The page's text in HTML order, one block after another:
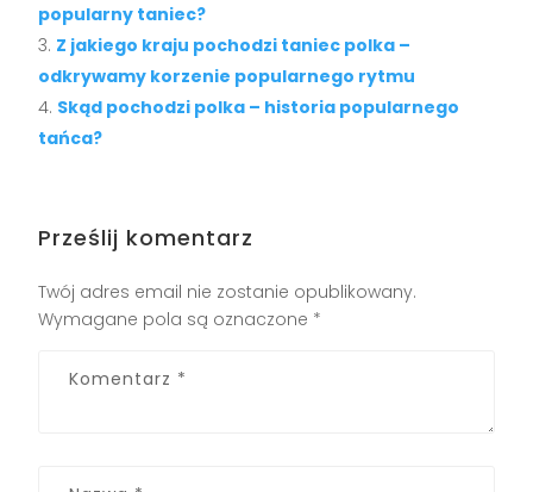
popularny taniec?
Z jakiego kraju pochodzi taniec polka –
odkrywamy korzenie popularnego rytmu
Skąd pochodzi polka – historia popularnego
tańca?
Prześlij komentarz
Twój adres email nie zostanie opublikowany.
Wymagane pola są oznaczone *